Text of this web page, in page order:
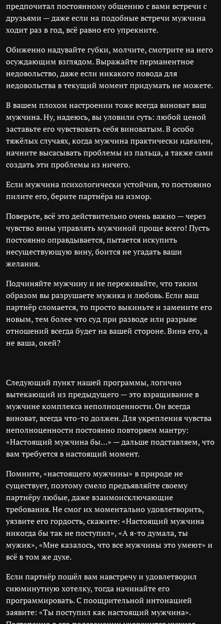
предпочитал постоянному общению с вами встречи с
друзьями — даже если на подобные встречи мужчина
ходит раз в год, всё равно его упрекните.
Обиженно надувайте губки, молчите, смотрите на него
осуждающим взглядом. Выражайте перманентное
недовольство, даже если никакого повода для
недовольства в текущий момент придумать не можете.
В вашем плохом настроении тоже всегда виноват ваш
мужчина. Ну, надеюсь, вы уловили суть: любой ценой
заставьте его чувствовать себя виноватым. В особо
тяжёлых случаях, когда мужчина практически идеален,
начните высасывать проблемы из пальца, а также сами
создать эти проблемы из ничего.
Если мужчина психологически устойчив, то постоянно
пилите его, берите партнёра на измор.
Поверьте, всё это действительно очень важно — через
чувство вины управлять мужчиной проще всего! Пусть
постоянно оправдывается, пытается искупить
несуществующую вину, боится не угадать ваши
желания.
Подчиняйте мужчину и не переживайте, что таким
образом вы разрушаете мужика и любовь. Если ваш
партнёр сломается, то просто выкиньте и замените его
новым, тем более что суд при разводе или разрыве
отношений всегда будет на вашей стороне. Вина его, а
не ваша, окей?
Следующий пункт нашей программы, логично
вытекающий из предыдущего — это взращивание в
мужчине комплекса неполноценности. Он всегда
виноват, всегда что-то должен. Для укрепления чувства
неполноценности постоянно повторяем мантру:
«Настоящий мужчина бы…» — дальше подставляем, что
вам требуется в настоящий момент.
Помните, «настоящего мужчины» в природе не
существует, поэтому смело предъявляйте своему
партнёру любые, даже взаимоисключающие
требования. Не смог их моментально удовлетворить,
уязвите его гордость, скажите: «Настоящий мужчина
никогда бы так не поступил», «А я-то думала, ты
мужик», «Мне казалось, что все мужчины это умеют» и
всё в том же духе.
Если партнёр пошёл вам навстречу и удовлетворил
сиюминутную хотелку, тогда начинайте его
программировать. С поощрительной интонацией
заявите: «Ты поступил как настоящий мужчина».